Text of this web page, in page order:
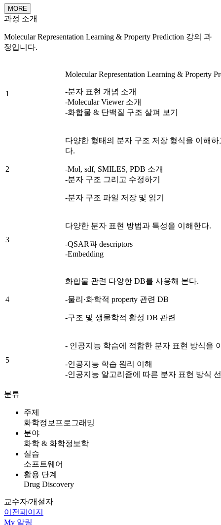
MORE
과정 소개
Molecular Representation Learning & Property Prediction 강의 과
정입니다.
1
Molecular Representation Learning & Property
-분자 표현 개념 소개
-Molecular Viewer 소개
-화합물 & 단백질 구조 살펴 보기
2
다양한 형태의 분자 구조 저장 형식을 이해
다.
-Mol, sdf, SMILES, PDB 소개
-분자 구조 그리고 수정하기
-분자 구조 파일 저장 및 읽기
3
다양한 분자 표현 방법과 특성을 이해한다.
-QSAR과 descriptors
-Embedding
4
화합물 관련 다양한 DB를 사용해 본다.
-물리·화학적 property 관련 DB
-구조 및 생물학적 활성 DB 관련
5
- 인공지능 학습에 적합한 분자 표현 방식을
-인공지능 학습 원리 이해
-인공지능 알고리즘에 따른 분자 표현 방식
분류
주제
화학정보프로그래밍
분야
화학 & 화학정보학
실습
소프트웨어
활용 단계
Drug Discovery
교수자/개설자
이전페이지
My 알림